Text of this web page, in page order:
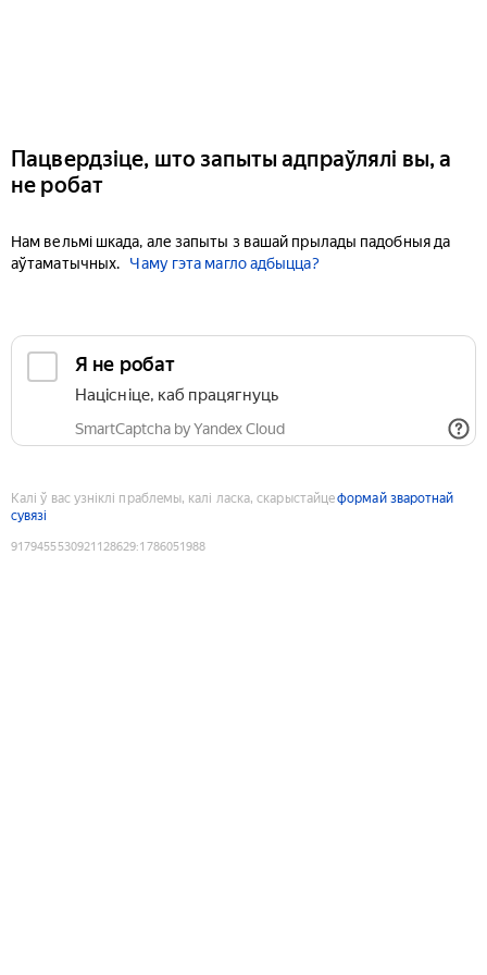
Пацвердзіце, што запыты адпраўлялі вы, а
не робат
Нам вельмі шкада, але запыты з вашай прылады падобныя да
аўтаматычных.
Чаму гэта магло адбыцца?
Я не робат
Націсніце, каб працягнуць
SmartCaptcha by Yandex Cloud
Калі ў вас узніклі праблемы, калі ласка, скарыстайцеформай зваротнай
сувязі
9179455530921128629:1786051988